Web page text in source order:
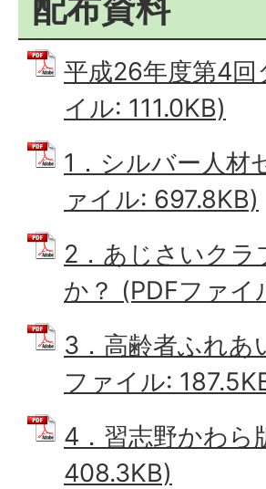
平成26年度第4
イル: 111.0KB)
1．シルバー人材
ァイル: 697.8KB)
2．あじさいクラ
か？ (PDFファイ
3．高齢者ふれあ
ファイル:
4．習志野かわら
408.3KB)